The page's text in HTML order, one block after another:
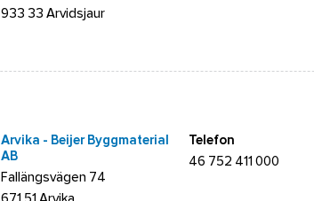
933 33 Arvidsjaur
Arvika - Beijer Byggmaterial
AB
Fallängsvägen 74
Telefon
46 752 411 000